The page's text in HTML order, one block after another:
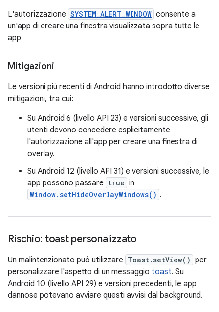
L'autorizzazione SYSTEM_ALERT_WINDOW consente a
un'app di creare una finestra visualizzata sopra tutte le
app.
Mitigazioni
Le versioni più recenti di Android hanno introdotto diverse
mitigazioni, tra cui:
Su Android 6 (livello API 23) e versioni successive, gli
utenti devono concedere esplicitamente
l'autorizzazione all'app per creare una finestra di
overlay.
Su Android 12 (livello API 31) e versioni successive, le
app possono passare true in
Window.setHideOverlayWindows() .
Rischio: toast personalizzato
Un malintenzionato può utilizzare Toast.setView() per
personalizzare l'aspetto di un messaggio toast. Su
Android 10 (livello API 29) e versioni precedenti, le app
dannose potevano avviare questi avvisi dal background.